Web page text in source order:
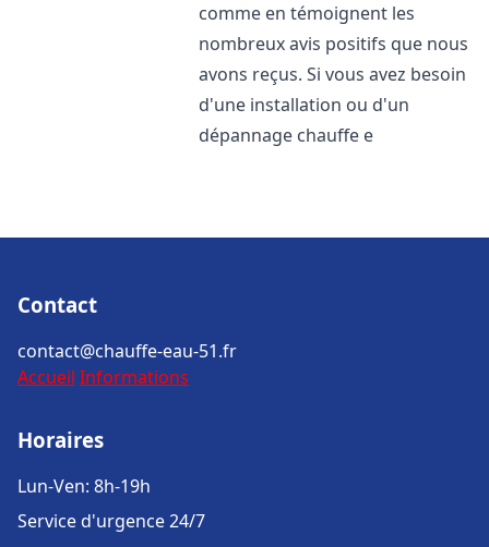
comme en témoignent les
nombreux avis positifs que nous
avons reçus. Si vous avez besoin
d'une installation ou d'un
dépannage chauffe e
Contact
contact@chauffe-eau-51.fr
Accueil Informations
Horaires
Lun-Ven: 8h-19h
Service d'urgence 24/7